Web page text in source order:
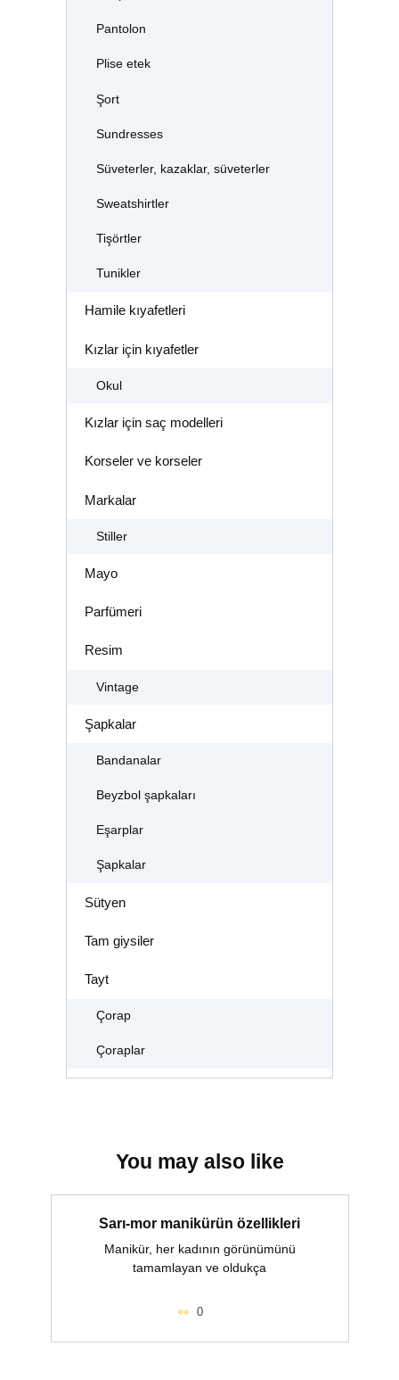
Pantolon
Plise etek
Şort
Sundresses
Süveterler, kazaklar, süveterler
Sweatshirtler
Tişörtler
Tunikler
Hamile kıyafetleri
Kızlar için kıyafetler
Okul
Kızlar için saç modelleri
Korseler ve korseler
Markalar
Stiller
Mayo
Parfümeri
Resim
Vintage
Şapkalar
Bandanalar
Beyzbol şapkaları
Eşarplar
Şapkalar
Sütyen
Tam giysiler
Tayt
Çorap
Çoraplar
You may also like
Sarı-mor manikürün özellikleri
Manikür, her kadının görünümünü
tamamlayan ve oldukça
0